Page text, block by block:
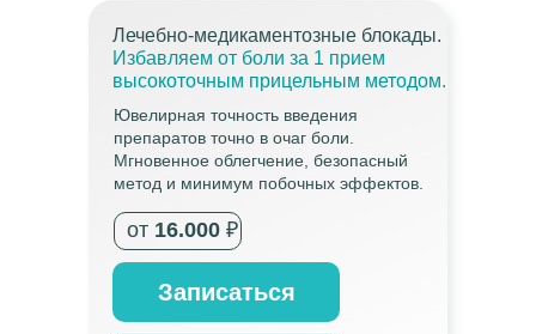
Лечебно-медикаментозные блокады.
Избавляем от боли за 1 прием
высокоточным прицельным методом.
от 16.000 ₽
Записаться
Ювелирная точность введения
препаратов точно в очаг боли.
Мгновенное облегчение, безопасный
метод и минимум побочных эффектов.